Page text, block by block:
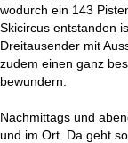
i
t
wodurch ein 143
Skicircus entstanden
Dreitausender mit
zudem einen ganz
bewundern.
Nachmittags und
und im Ort. Da geht